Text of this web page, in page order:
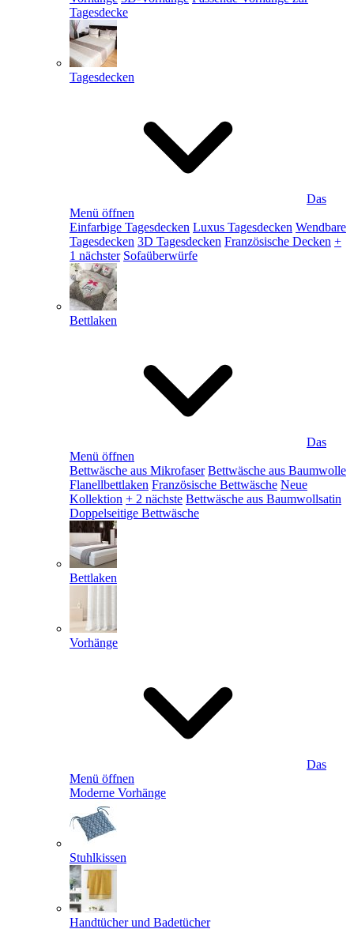
Tagesdecke
Tagesdecken
Das
Menü öffnen
Einfarbige Tagesdecken Luxus Tagesdecken Wendbare
Tagesdecken 3D Tagesdecken Französische Decken +
1 nächster Sofaüberwürfe
Bettlaken
Das
Menü öffnen
Bettwäsche aus Mikrofaser Bettwäsche aus Baumwolle
Flanellbettlaken Französische Bettwäsche Neue
Kollektion + 2 nächste Bettwäsche aus Baumwollsatin
Doppelseitige Bettwäsche
Bettlaken
Vorhänge
Das
Menü öffnen
Moderne Vorhänge
Stuhlkissen
Handtücher und Badetücher